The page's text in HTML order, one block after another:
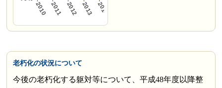
老朽化の状況について
今後の老朽化する躯対等について、平成48年度以降整